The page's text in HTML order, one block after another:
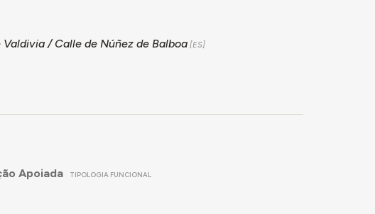
/ Calle de Núñez de Balboa
Apoiada TIPOLOGIA FUNCIONAL